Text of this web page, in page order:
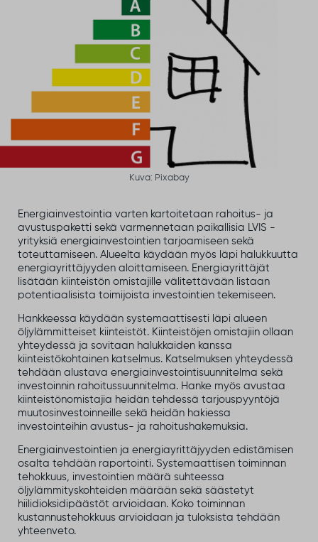
Kuva: Pixabay
Energiainvestointia varten kartoitetaan rahoitus- ja
avustuspaketti sekä varmennetaan paikallisia LVIS -
yrityksiä energiainvestointien tarjoamiseen sekä
toteuttamiseen. Alueelta käydään myös läpi halukkuutta
energiayrittäjyyden aloittamiseen. Energiayrittäjät
lisätään kiinteistön omistajille välitettävään listaan
potentiaalisista toimijoista investointien tekemiseen.
Hankkeessa käydään systemaattisesti läpi alueen
öljylämmitteiset kiinteistöt. Kiinteistöjen omistajiin ollaan
yhteydessä ja sovitaan halukkaiden kanssa
kiinteistökohtainen katselmus. Katselmuksen yhteydessä
tehdään alustava energiainvestointisuunnitelma sekä
investoinnin rahoitussuunnitelma. Hanke myös avustaa
kiinteistönomistajia heidän tehdessä tarjouspyyntöjä
muutosinvestoinneille sekä heidän hakiessa
investointeihin avustus- ja rahoitushakemuksia.
Energiainvestointien ja energiayrittäjyyden edistämisen
osalta tehdään raportointi. Systemaattisen toiminnan
tehokkuus, investointien määrä suhteessa
öljylämmityskohteiden määrään sekä säästetyt
hiilidioksidipäästöt arvioidaan. Koko toiminnan
kustannustehokkuus arvioidaan ja tuloksista tehdään
yhteenveto.